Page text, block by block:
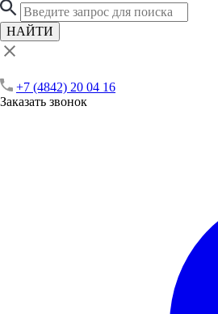
НАЙТИ
+7 (4842) 20 04 16
Заказать звонок